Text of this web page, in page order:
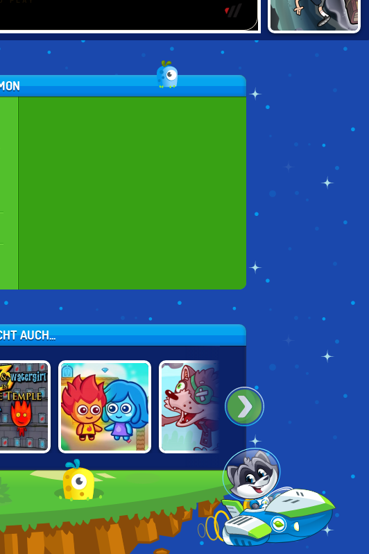
GRAVITY FALLS:
AUCH...
THE
TEMPLE
WATERGIRL:
FAIRY TALES
MAX AND MINK
GRAVITY FALLS:
DOOM